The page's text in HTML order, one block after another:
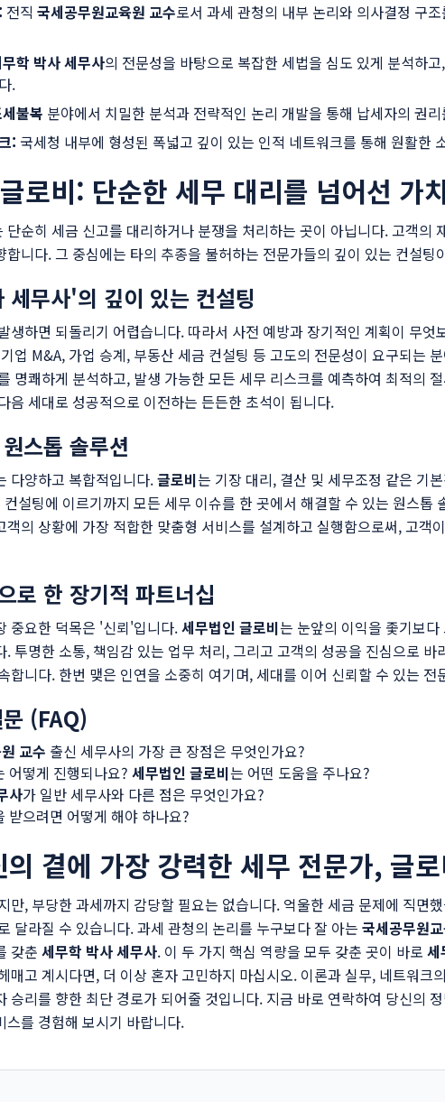
전직 국세공무원교육원 교수로서 과세 관청의 내부 논리와 의사결정 구
학 박사 세무사의 전문성을 바탕으로 복잡한 세법을 심도 있게 분석하
.
불복 분야에서 치밀한 분석과 전략적인 논리 개발을 통해 납세자의 권
: 국세청 내부에 형성된 폭넓고 깊이 있는 인적 네트워크를 통해 원활한
로비: 단순한 세무 대리를 넘어선 가치
단순히 세금 신고를 대리하거나 분쟁을 처리하는 곳이 아닙니다. 고객의
합니다. 그 중심에는 타의 추종을 불허하는 전문가들의 깊이 있는 컨설팅
세무사'의 깊이 있는 컨설팅
생하면 되돌리기 어렵습니다. 따라서 사전 예방과 장기적인 계획이 무엇
업 M&A, 가업 승계, 부동산 세금 컨설팅 등 고도의 전문성이 요구되는
명쾌하게 분석하고, 발생 가능한 모든 세무 리스크를 예측하여 최적의
음 세대로 성공적으로 이전하는 든든한 초석이 됩니다.
스톱 솔루션
다양하고 복합적입니다.글로비는 기장 대리, 결산 및 세무조정 같은 기
설팅에 이르기까지 모든 세무 이슈를 한 곳에서 해결할 수 있는 원스톱
객의 상황에 가장 적합한 맞춤형 서비스를 설계하고 실행함으로써, 고객
로 한 장기적 파트너십
중요한 덕목은 '신뢰'입니다.세무법인 글로비는 눈앞의 이익을 좇기보
. 투명한 소통, 책임감 있는 업무 처리, 그리고 고객의 성공을 진심으로
합니다. 한번 맺은 인연을 소중히 여기며, 세대를 이어 신뢰할 수 있는
(FAQ)
교수 출신 세무사의 가장 큰 장점은 무엇인가요?
어떻게 진행되나요? 세무법인 글로비는 어떤 도움을 주나요?
사가 일반 세무사와 다른 점은 무엇인가요?
받으려면 어떻게 해야 하나요?
곁에 가장 강력한 세무 전문가, 글
만, 부당한 과세까지 감당할 필요는 없습니다. 억울한 세금 문제에 직면
달라질 수 있습니다. 과세 관청의 논리를 누구보다 잘 아는 국세공무원
갖춘 세무학 박사 세무사. 이 두 가지 핵심 역량을 모두 갖춘 곳이 바로 세
매고 계시다면, 더 이상 혼자 고민하지 마십시오. 이론과 실무, 네트워크
승리를 향한 최단 경로가 되어줄 것입니다. 지금 바로 연락하여 당신의
스를 경험해 보시기 바랍니다.